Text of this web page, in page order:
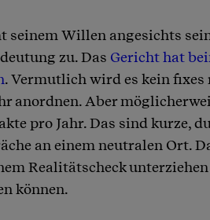
seinem Willen angesichts
zu. Das Gericht hat
. Vermutlich wird es kein fixes
anordnen. Aber
pro Jahr. Das sind kurze,
an einem neutralen Ort.
Realitätscheck
können.